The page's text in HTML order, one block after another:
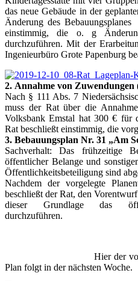
das neue Gebäude in der
Änderung des
einstimmig, die o. g
durchzuführen. Mit der
Ingenieurbüro Grote Papenburg
2. Annahme von Zuwendungen
Nach § 111 Abs. 7
muss der Rat über die
Volksbank Emstal hat 300 € für
Rat beschließt einstimmig, die
3. Bebauungsplan Nr. 31 „Am
Sachverhalt: Das frühzeitige
öffentlicher Belange und
Öffentlichkeitsbeteiligung sind
Nachdem der vorgelegte
beschließt der Rat, den
dieser Grundlage das
durchzuführen.
Hier der vorläufige
Plan folgt in der nächsten Woche.